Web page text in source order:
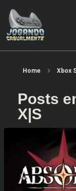
Home Xbox
Posts
X|S